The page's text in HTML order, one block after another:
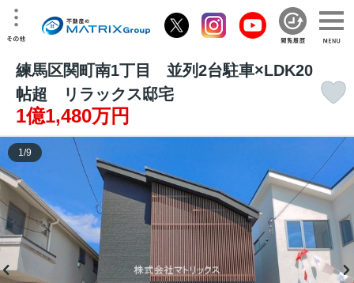
練馬区関町南1丁目 並列2台駐車×LDK20
帖超 リラックス邸宅
1億1,480万円
1/9